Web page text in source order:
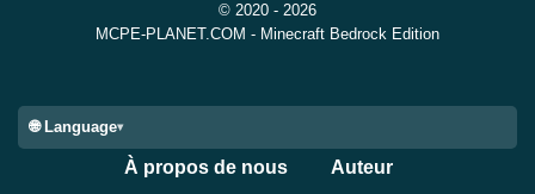
© 2020 - 2026
MCPE-PLANET.COM - Minecraft Bedrock Edition
🌐 Language
À propos de nous Auteur